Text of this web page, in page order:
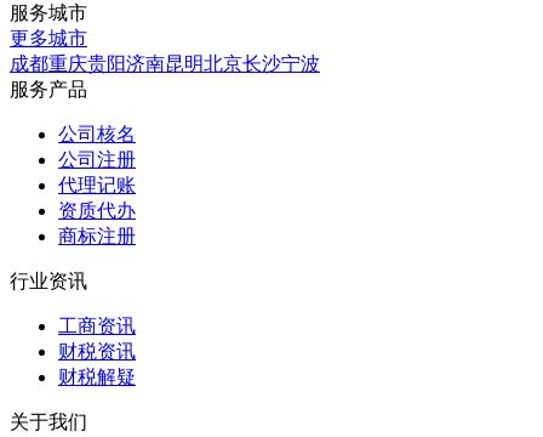
服务城市
更多城市
成都重庆贵阳济南昆明北京长沙宁波
服务产品
公司核名
公司注册
代理记账
资质代办
商标注册
行业资讯
工商资讯
财税资讯
财税解疑
关于我们